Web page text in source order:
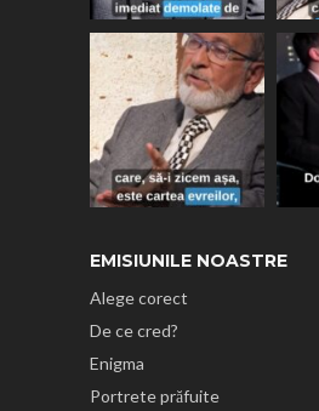
EMISIUNILE NOASTRE
Alege corect
De ce cred?
Enigma
Portrete prăfuite